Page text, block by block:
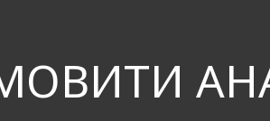
бізнес отримає нові можливості
планувати стратегії розвитку.